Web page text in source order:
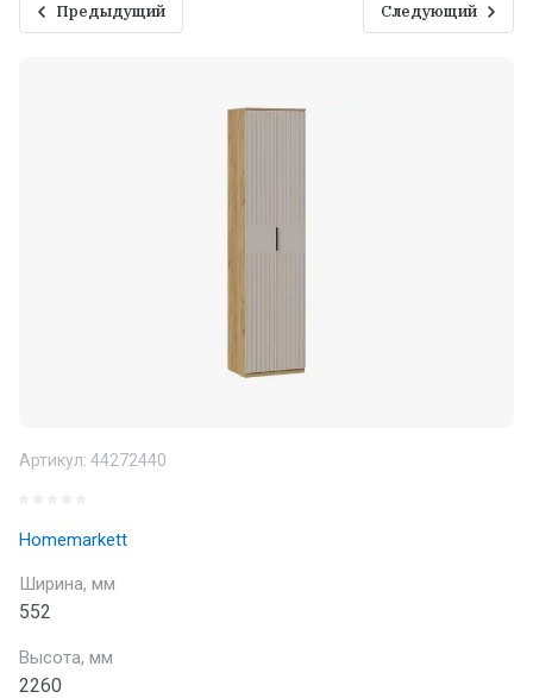
Предыдущий Следующий
Артикул: 44272440
Homemarkett
Ширина, мм
552
Высота, мм
2260